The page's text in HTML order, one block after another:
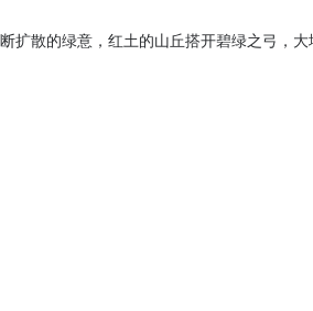
扩散的绿意，红土的山丘搭开碧绿之弓，大